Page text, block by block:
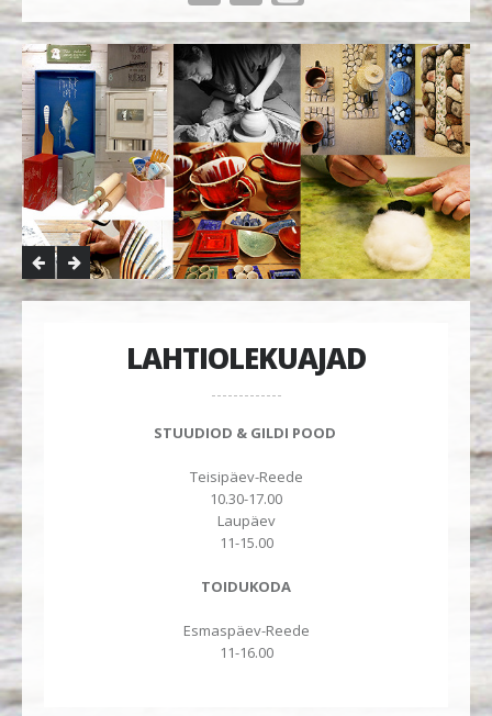
LAHTIOLEKUAJAD
STUUDIOD & GILDI POOD
Teisipäev-Reede
10.30-17.00
Laupäev
11-15.00
TOIDUKODA
Esmaspäev-Reede
11-16.00